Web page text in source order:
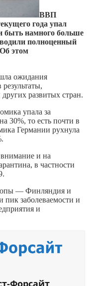
ВВП
года упал
быть намного больше
полноценный
этом
ожидания
развитых стран.
упала за
30%, то есть почти в
Германии рухнула
и на
в частности
— Финляндия и
заболеваемости и
и